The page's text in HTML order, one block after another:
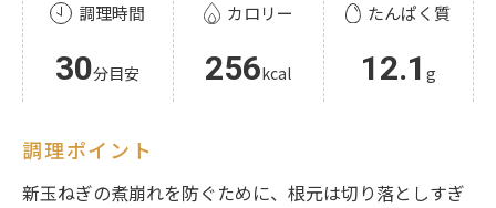
調理時間
30分目安
カロリー
256kcal
たんぱく質
12.1 g
調理ポイント
新玉ねぎの煮崩れを防ぐために、根元は切り落としすぎ